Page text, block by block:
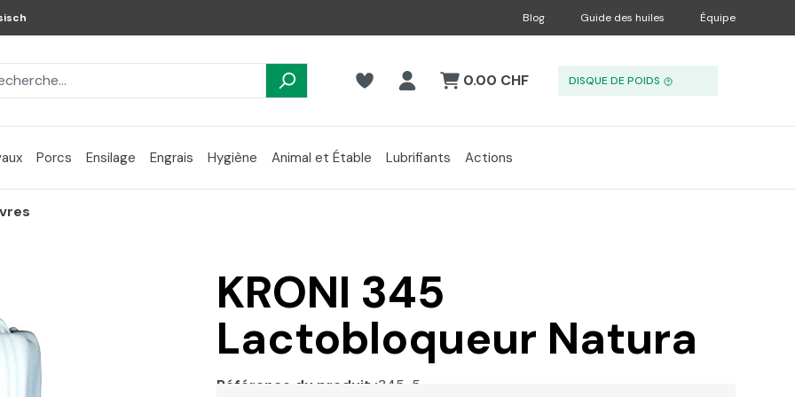
Blog Guide des huiles Équipe
0.00 CHF DISQUE DE POIDS
Porcs Ensilage Engrais Hygiène Animal et Étable Lubrifiants Actions
KRONI 345
Lactobloqueur Natura
Référence du produit :345-5